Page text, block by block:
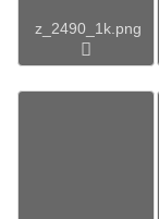
z_2490_1k.png